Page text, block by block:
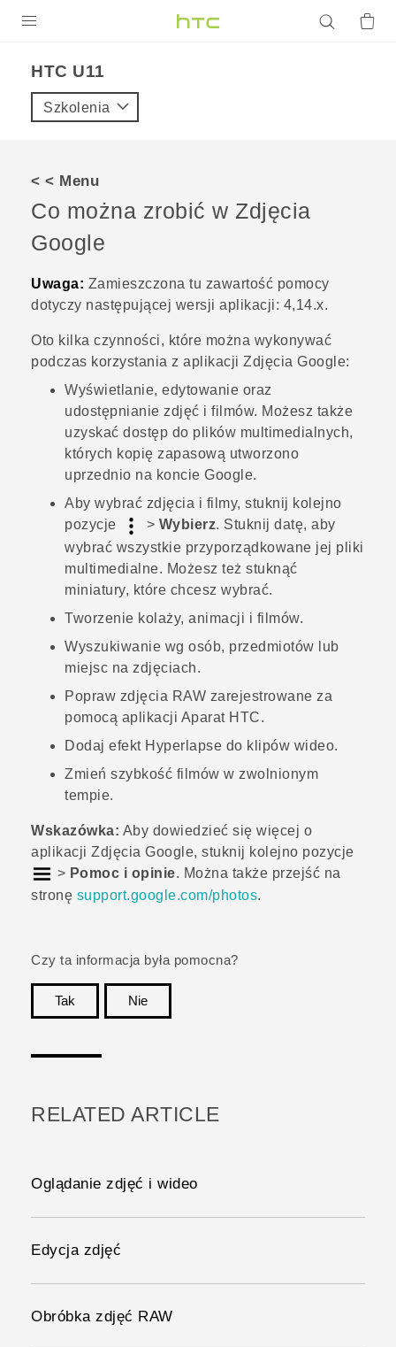
VIVE
VIVERSE
POMOC TECHNICZNA
Urządzenia i akcesoria HTC
Zaloguj się
HTC U11‎
Szkolenia
< < Menu
Co można zrobić w Zdjęcia
Google
Uwaga: Zamieszczona tu zawartość pomocy
dotyczy następującej wersji aplikacji: 4,14.x.
Oto kilka czynności, które można wykonywać
podczas korzystania z aplikacji Zdjęcia Google:
Wyświetlanie, edytowanie oraz
udostępnianie zdjęć i filmów. Możesz także
uzyskać dostęp do plików multimedialnych,
których kopię zapasową utworzono
uprzednio na koncie Google.
Aby wybrać zdjęcia i filmy, stuknij kolejno
pozycje
> Wybierz. Stuknij datę, aby
wybrać wszystkie przyporządkowane jej pliki
multimedialne. Możesz też stuknąć
miniatury, które chcesz wybrać.
Tworzenie kolaży, animacji i filmów.
Wyszukiwanie wg osób, przedmiotów lub
miejsc na zdjęciach.
Popraw zdjęcia RAW zarejestrowane za
pomocą aplikacji AparatHTC.
Dodaj efekt Hyperlapse do klipów wideo.
Zmień szybkość filmów w zwolnionym
tempie.
Wskazówka: Aby dowiedzieć się więcej o
aplikacji Zdjęcia Google, stuknij kolejno pozycje
> Pomoc i opinie. Można także przejść na
stronę support.google.com/photos.
Czy ta informacja była pomocna?
Tak
Nie
RELATED ARTICLE
Oglądanie zdjęć i wideo
Edycja zdjęć
Obróbka zdjęć RAW